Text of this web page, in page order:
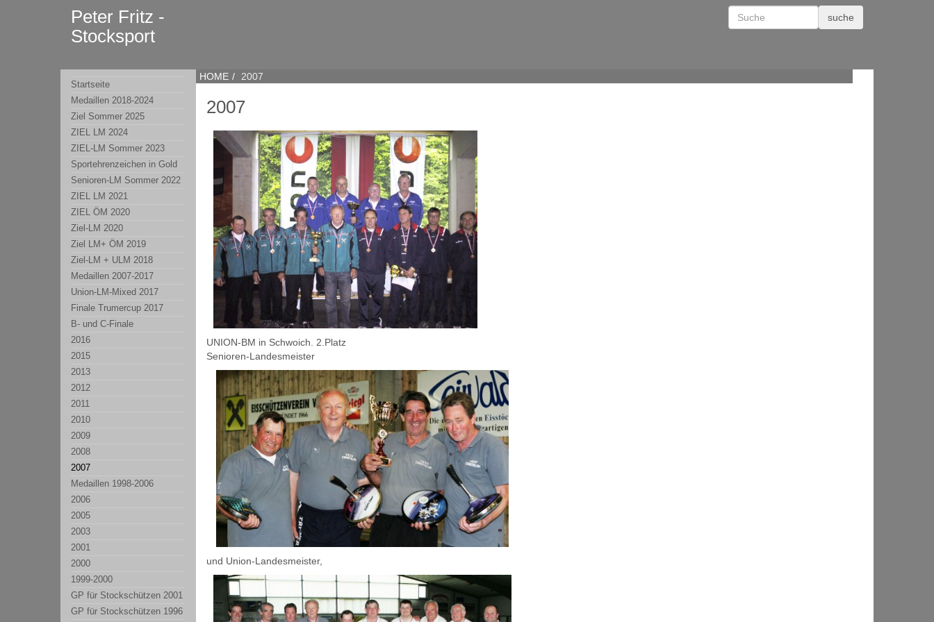
Peter Fritz -
Stocksport
Startseite
Medaillen 2018-2024
Ziel Sommer 2025
ZIEL LM 2024
ZIEL-LM Sommer 2023
Sportehrenzeichen in Gold
Senioren-LM Sommer 2022
ZIEL LM 2021
ZIEL ÖM 2020
Ziel-LM 2020
Ziel LM+ ÖM 2019
Ziel-LM + ULM 2018
Medaillen 2007-2017
Union-LM-Mixed 2017
Finale Trumercup 2017
B- und C-Finale
2016
2015
2013
2012
2011
2010
2009
2008
2007
Medaillen 1998-2006
2006
2005
2003
2001
2000
1999-2000
GP für Stockschützen 2001
GP für Stockschützen 1996
HOME 2007
2007
UNION-BM in Schwoich. 2.Platz
Senioren-Landesmeister
und Union-Landesmeister,